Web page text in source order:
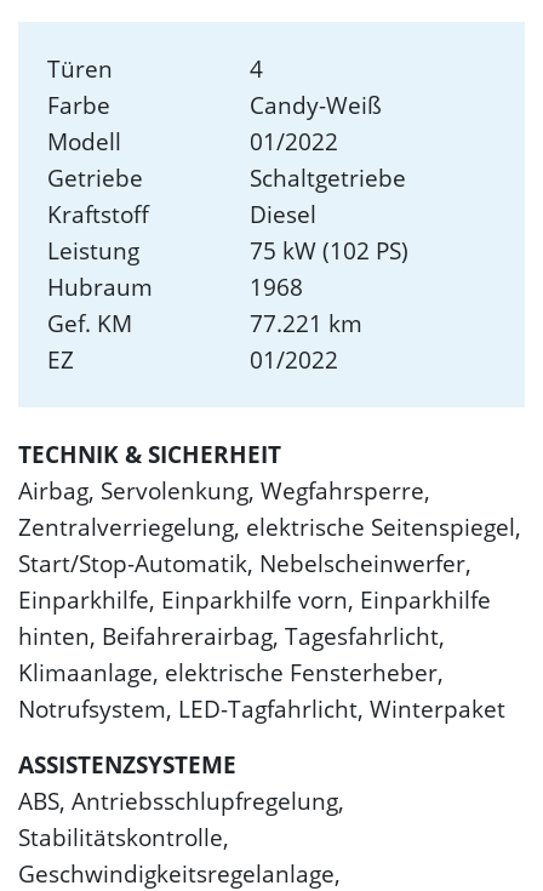
Türen
4
Farbe
Candy-Weiß
Modell
01/2022
Getriebe
Schaltgetriebe
Kraftstoff
Diesel
Leistung
75 kW (102 PS)
Hubraum
1968
Gef. KM
77.221 km
EZ
01/2022
TECHNIK & SICHERHEIT
Airbag, Servolenkung, Wegfahrsperre,
Zentralverriegelung, elektrische Seitenspiegel,
Start/Stop-Automatik, Nebelscheinwerfer,
Einparkhilfe, Einparkhilfe vorn, Einparkhilfe
hinten, Beifahrerairbag, Tagesfahrlicht,
Klimaanlage, elektrische Fensterheber,
Notrufsystem, LED-Tagfahrlicht, Winterpaket
ASSISTENZSYSTEME
ABS, Antriebsschlupfregelung,
Stabilitätskontrolle,
Geschwindigkeitsregelanlage,